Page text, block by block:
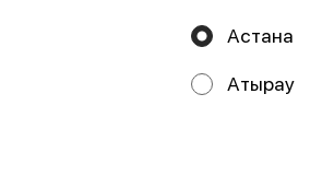
Астана
Атырау